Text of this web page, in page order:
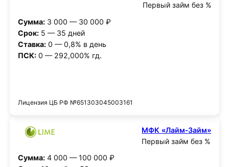
Первый займ без %
Сумма:3 000 — 30 000 ₽
Срок:5 — 35 дней
Ставка:0 — 0,8% в день
ПСК:0 — 292,000% гд.
Лицензия ЦБ РФ №651303045003161
МФК «Лайм‑Займ»
Первый займ без %
Сумма:4 000 — 100 000 ₽